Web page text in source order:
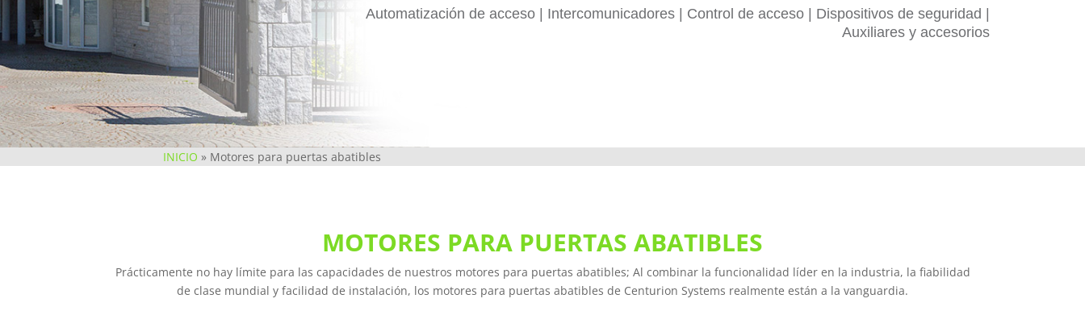
Automatización de acceso | Intercomunicadores | Control de acceso | Dispositivos de seguridad |
Auxiliares y accesorios
INICIO » Motores para puertas abatibles
MOTORES PARA PUERTAS ABATIBLES
Prácticamente no hay límite para las capacidades de nuestros motores para puertas abatibles; Al combinar la funcionalidad líder en la industria, la fiabilidad
de clase mundial y facilidad de instalación, los motores para puertas abatibles de Centurion Systems realmente están a la vanguardia.